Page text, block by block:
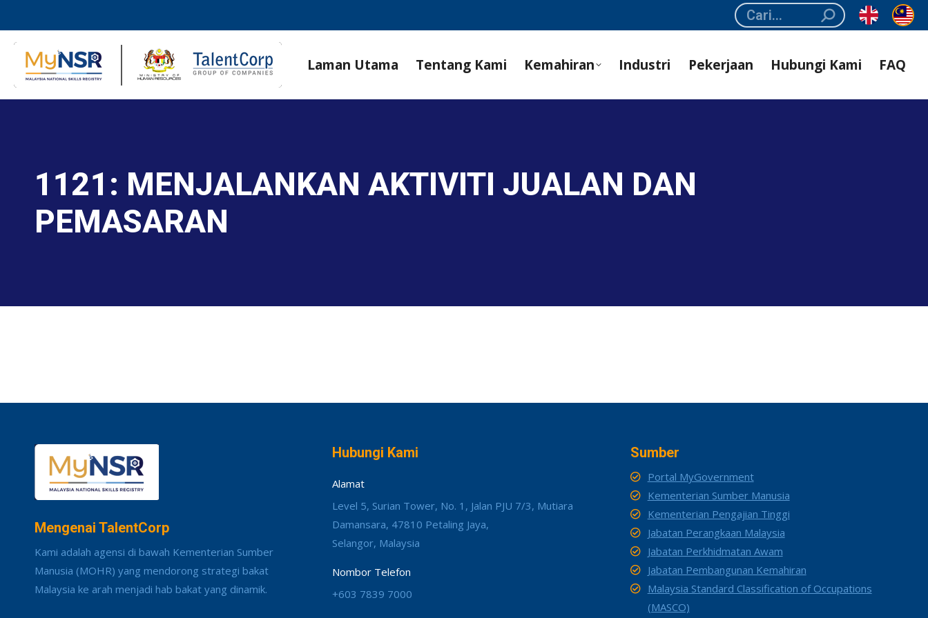
Search:
Laman Utama Tentang Kami Kemahiran Industri Pekerjaan Hubungi Kami FAQ
1121: MENJALANKAN AKTIVITI JUALAN DAN
PEMASARAN
Mengenai TalentCorp
Kami adalah agensi di bawah Kementerian Sumber
Manusia (MOHR) yang mendorong strategi bakat
Malaysia ke arah menjadi hab bakat yang dinamik.
Hubungi Kami
Alamat
Level 5, Surian Tower, No. 1, Jalan PJU 7/3, Mutiara
Damansara, 47810 Petaling Jaya,
Selangor, Malaysia
Nombor Telefon
+603 7839 7000
Sumber
Portal MyGovernment
Kementerian Sumber Manusia
Kementerian Pengajian Tinggi
Jabatan Perangkaan Malaysia
Jabatan Perkhidmatan Awam
Jabatan Pembangunan Kemahiran
Malaysia Standard Classification of Occupations
(MASCO)